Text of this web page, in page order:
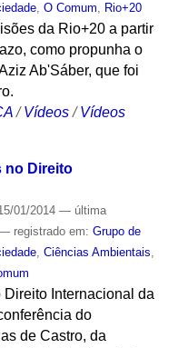
, O Comum, Rio+20
da Rio+20 a partir
como propunha o
Ab'Sáber, que foi
/ Vídeos / Vídeos
no Direito
01/2014 — última
registrado em: Grupo de
, Ciências Ambientais,
Internacional da
do
de Castro, da